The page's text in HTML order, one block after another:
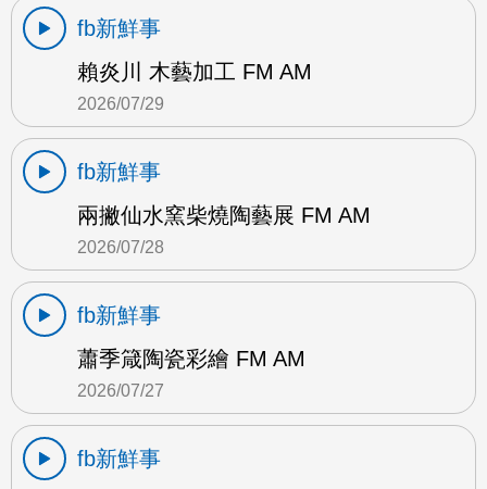
fb新鮮事
賴炎川 木藝加工 FM AM
2026/07/29
fb新鮮事
兩撇仙水窯柴燒陶藝展 FM AM
2026/07/28
fb新鮮事
蕭季箴陶瓷彩繪 FM AM
2026/07/27
fb新鮮事